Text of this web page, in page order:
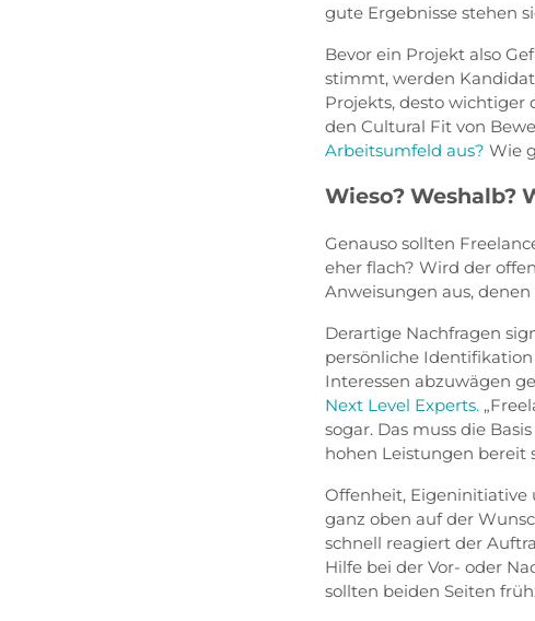
gute Ergebnisse stehen
Bevor ein Projekt also
stimmt, werden
Projekts, desto wichtiger
den Cultural Fit von
Arbeitsumfeld aus? Wie
Wieso? Weshalb?
Genauso sollten
eher flach? Wird der
Anweisungen aus,
Derartige Nachfragen
persönliche
Interessen abzuwägen
Next Level Experts.
sogar. Das muss die
hohen Leistungen bereit
Offenheit, Eigeninitiative
ganz oben auf der
schnell reagiert der
Hilfe bei der Vor- oder
sollten beiden Seiten